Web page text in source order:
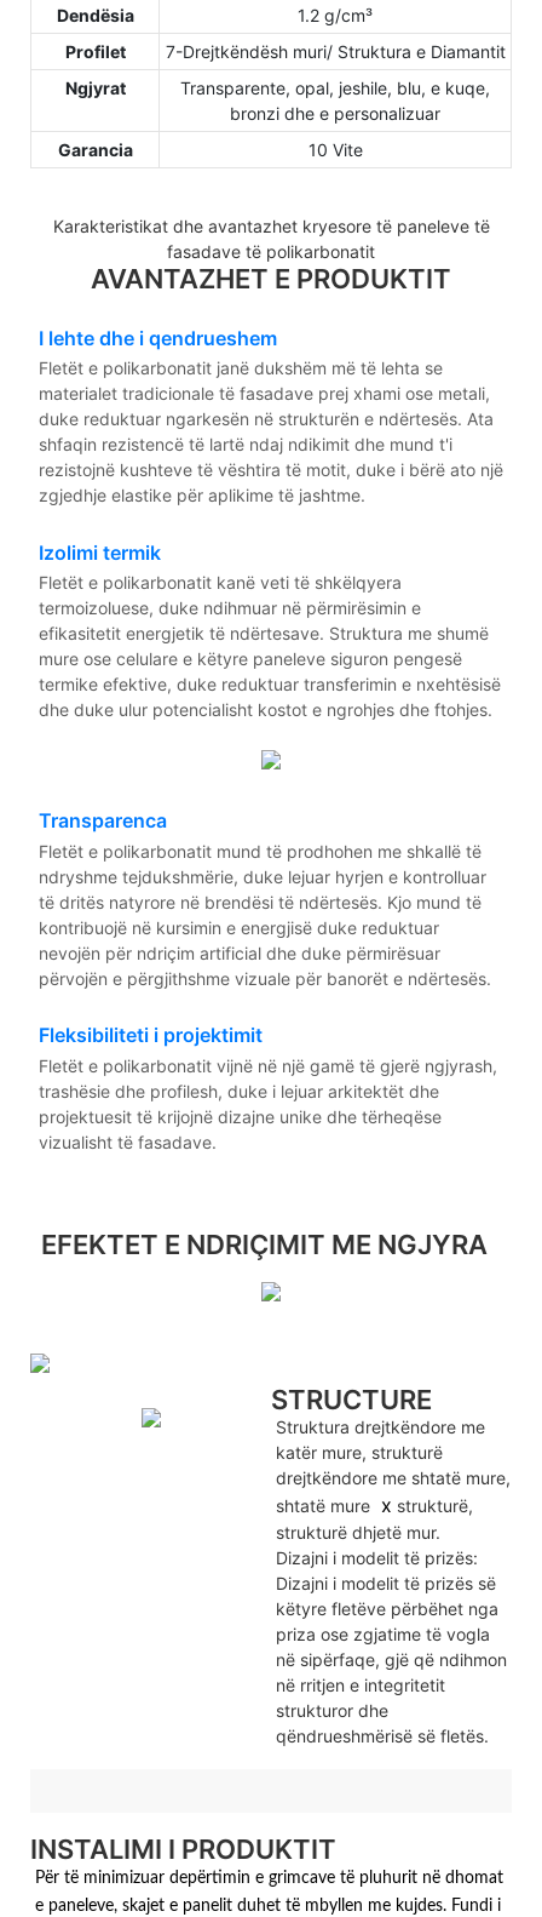
Dendësia
1.2 g/cm³
Profilet
7-Drejtkëndësh muri/ Struktura e Diamantit
Ngjyrat
Transparente, opal, jeshile, blu, e kuqe,
bronzi dhe e personalizuar
Garancia
10 Vite
Karakteristikat dhe avantazhet kryesore të paneleve të
fasadave të polikarbonatit
AVANTAZHET E PRODUKTIT
I lehte dhe i qendrueshem
Fletët e polikarbonatit janë dukshëm më të lehta se
materialet tradicionale të fasadave prej xhami ose metali,
duke reduktuar ngarkesën në strukturën e ndërtesës. Ata
shfaqin rezistencë të lartë ndaj ndikimit dhe mund t'i
rezistojnë kushteve të vështira të motit, duke i bërë ato një
zgjedhje elastike për aplikime të jashtme.
Izolimi termik
Fletët e polikarbonatit kanë veti të shkëlqyera
termoizoluese, duke ndihmuar në përmirësimin e
efikasitetit energjetik të ndërtesave. Struktura me shumë
mure ose celulare e këtyre paneleve siguron pengesë
termike efektive, duke reduktuar transferimin e nxehtësisë
dhe duke ulur potencialisht kostot e ngrohjes dhe ftohjes.
Transparenca
Fletët e polikarbonatit mund të prodhohen me shkallë të
ndryshme tejdukshmërie, duke lejuar hyrjen e kontrolluar
të dritës natyrore në brendësi të ndërtesës. Kjo mund të
kontribuojë në kursimin e energjisë duke reduktuar
nevojën për ndriçim artificial dhe duke përmirësuar
përvojën e përgjithshme vizuale për banorët e ndërtesës.
Fleksibiliteti i projektimit
Fletët e polikarbonatit vijnë në një gamë të gjerë ngjyrash,
trashësie dhe profilesh, duke i lejuar arkitektët dhe
projektuesit të krijojnë dizajne unike dhe tërheqëse
vizualisht të fasadave.
EFEKTET E NDRIÇIMIT ME NGJYRA
STRUCTURE
Struktura drejtkëndore me
katër mure, strukturë
drejtkëndore me shtatë mure,
shtatë mure x strukturë,
strukturë dhjetë mur.
Dizajni i modelit të prizës:
Dizajni i modelit të prizës së
këtyre fletëve përbëhet nga
priza ose zgjatime të vogla
në sipërfaqe, gjë që ndihmon
në rritjen e integritetit
strukturor dhe
qëndrueshmërisë së fletës.
INSTALIMI I PRODUKTIT
Për të minimizuar depërtimin e grimcave të pluhurit në dhomat
e paneleve, skajet e panelit duhet të mbyllen me kujdes. Fundi i